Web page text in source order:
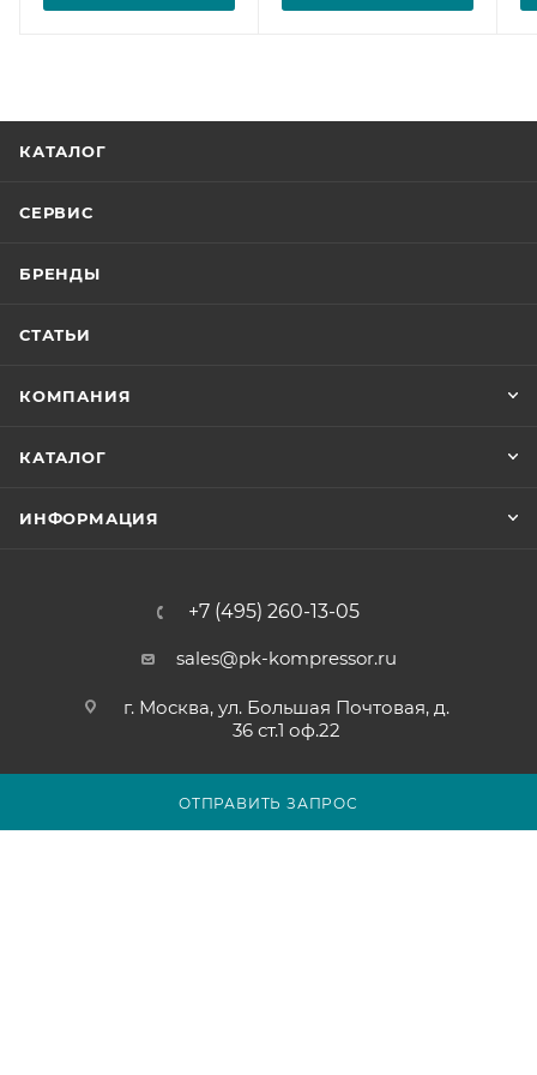
ОТПРАВИТЬ ЗАПРОС
КАТАЛОГ
СЕРВИС
БРЕНДЫ
СТАТЬИ
КОМПАНИЯ
КАТАЛОГ
ИНФОРМАЦИЯ
+7 (495) 260-13-05
sales@pk-kompressor.ru
г. Москва, ул. Большая Почтовая, д.
36 ст.1 оф.22